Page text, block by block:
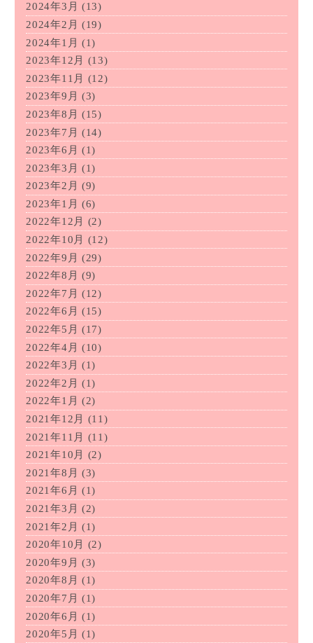
2024年3月 (13)
2024年2月 (19)
2024年1月 (1)
2023年12月
(13)
2023年11月
(12)
2023年9月 (3)
2023年8月 (15)
2023年7月 (14)
2023年6月 (1)
2023年3月 (1)
2023年2月 (9)
2023年1月 (6)
2022年12月
(2)
2022年10月
(12)
2022年9月 (29)
2022年8月 (9)
2022年7月 (12)
2022年6月 (15)
2022年5月 (17)
2022年4月 (10)
2022年3月 (1)
2022年2月 (1)
2022年1月 (2)
2021年12月
(11)
2021年11月 (11)
2021年10月
(2)
2021年8月 (3)
2021年6月 (1)
2021年3月 (2)
2021年2月 (1)
2020年10月
(2)
2020年9月 (3)
2020年8月 (1)
2020年7月 (1)
2020年6月 (1)
2020年5月 (1)